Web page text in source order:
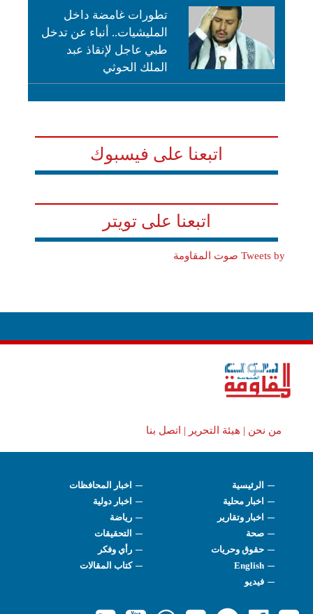
تطورات غامضة داخل
المليشيات.. أنباء عن تدخل
طبي عاجل لإنقاذ عبد
الملك الحوثي
اتبعنا على فيسبوك
اتبعنا على تويتر
Tweets by صوت المقاومة
من نحن | هيئة التحرير | اتصل بنا
الرئيسية
اخبار المحافظات
اخبار محلية
اخبار دولية
اخبار وتقارير
رياضة
صحة
التحقيقات
حقوق وحريات
رأي وفكر
English
كتاب المقالات
فيديو